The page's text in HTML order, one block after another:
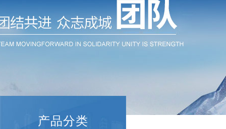
产品分类